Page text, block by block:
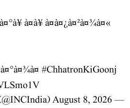
à¤à¥ à¤à¤¿à¤²à¤¾à¤«
#ChhatronKiGoonj
— Congress (@INCIndia)
August 8, 2026